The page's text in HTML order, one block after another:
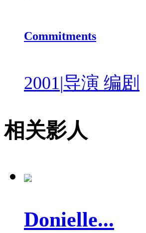
Commitments
2001|导演 编剧
相关影人
Donielle...